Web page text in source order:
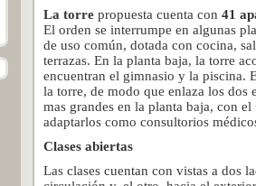
La torre propuesta cuenta con 41
El orden se interrumpe en algunas
de uso común, dotada con cocina,
terrazas. En la planta baja, la torre
encuentran el gimnasio y la piscina.
la torre, de modo que enlaza los dos
mas grandes en la planta baja, con
adaptarlos como consultorios
Clases abiertas
Las clases cuentan con vistas a dos